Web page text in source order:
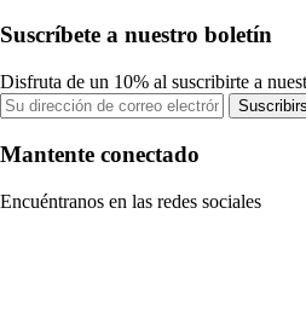
Suscríbete a nuestro boletín
Disfruta de un 10% al suscribirte a
Mantente conectado
Encuéntranos en las redes sociales